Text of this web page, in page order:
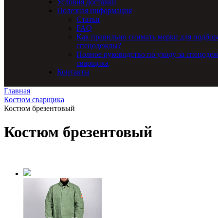
Условия доставки
Полезная информация
Статьи
FAQ
Как правильно снимать мерки для
спецодежды?
Полное руководство по уходу за
сварщика
Контакты
Главная
Костюм сварщика
Костюм брезентовый
Костюм брезентовый